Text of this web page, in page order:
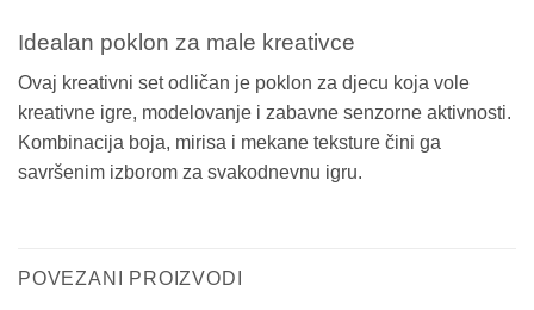
Idealan poklon za male kreativce
Ovaj kreativni set odličan je poklon za djecu koja vole
kreativne igre, modelovanje i zabavne senzorne aktivnosti.
Kombinacija boja, mirisa i mekane teksture čini ga
savršenim izborom za svakodnevnu igru.
POVEZANI PROIZVODI